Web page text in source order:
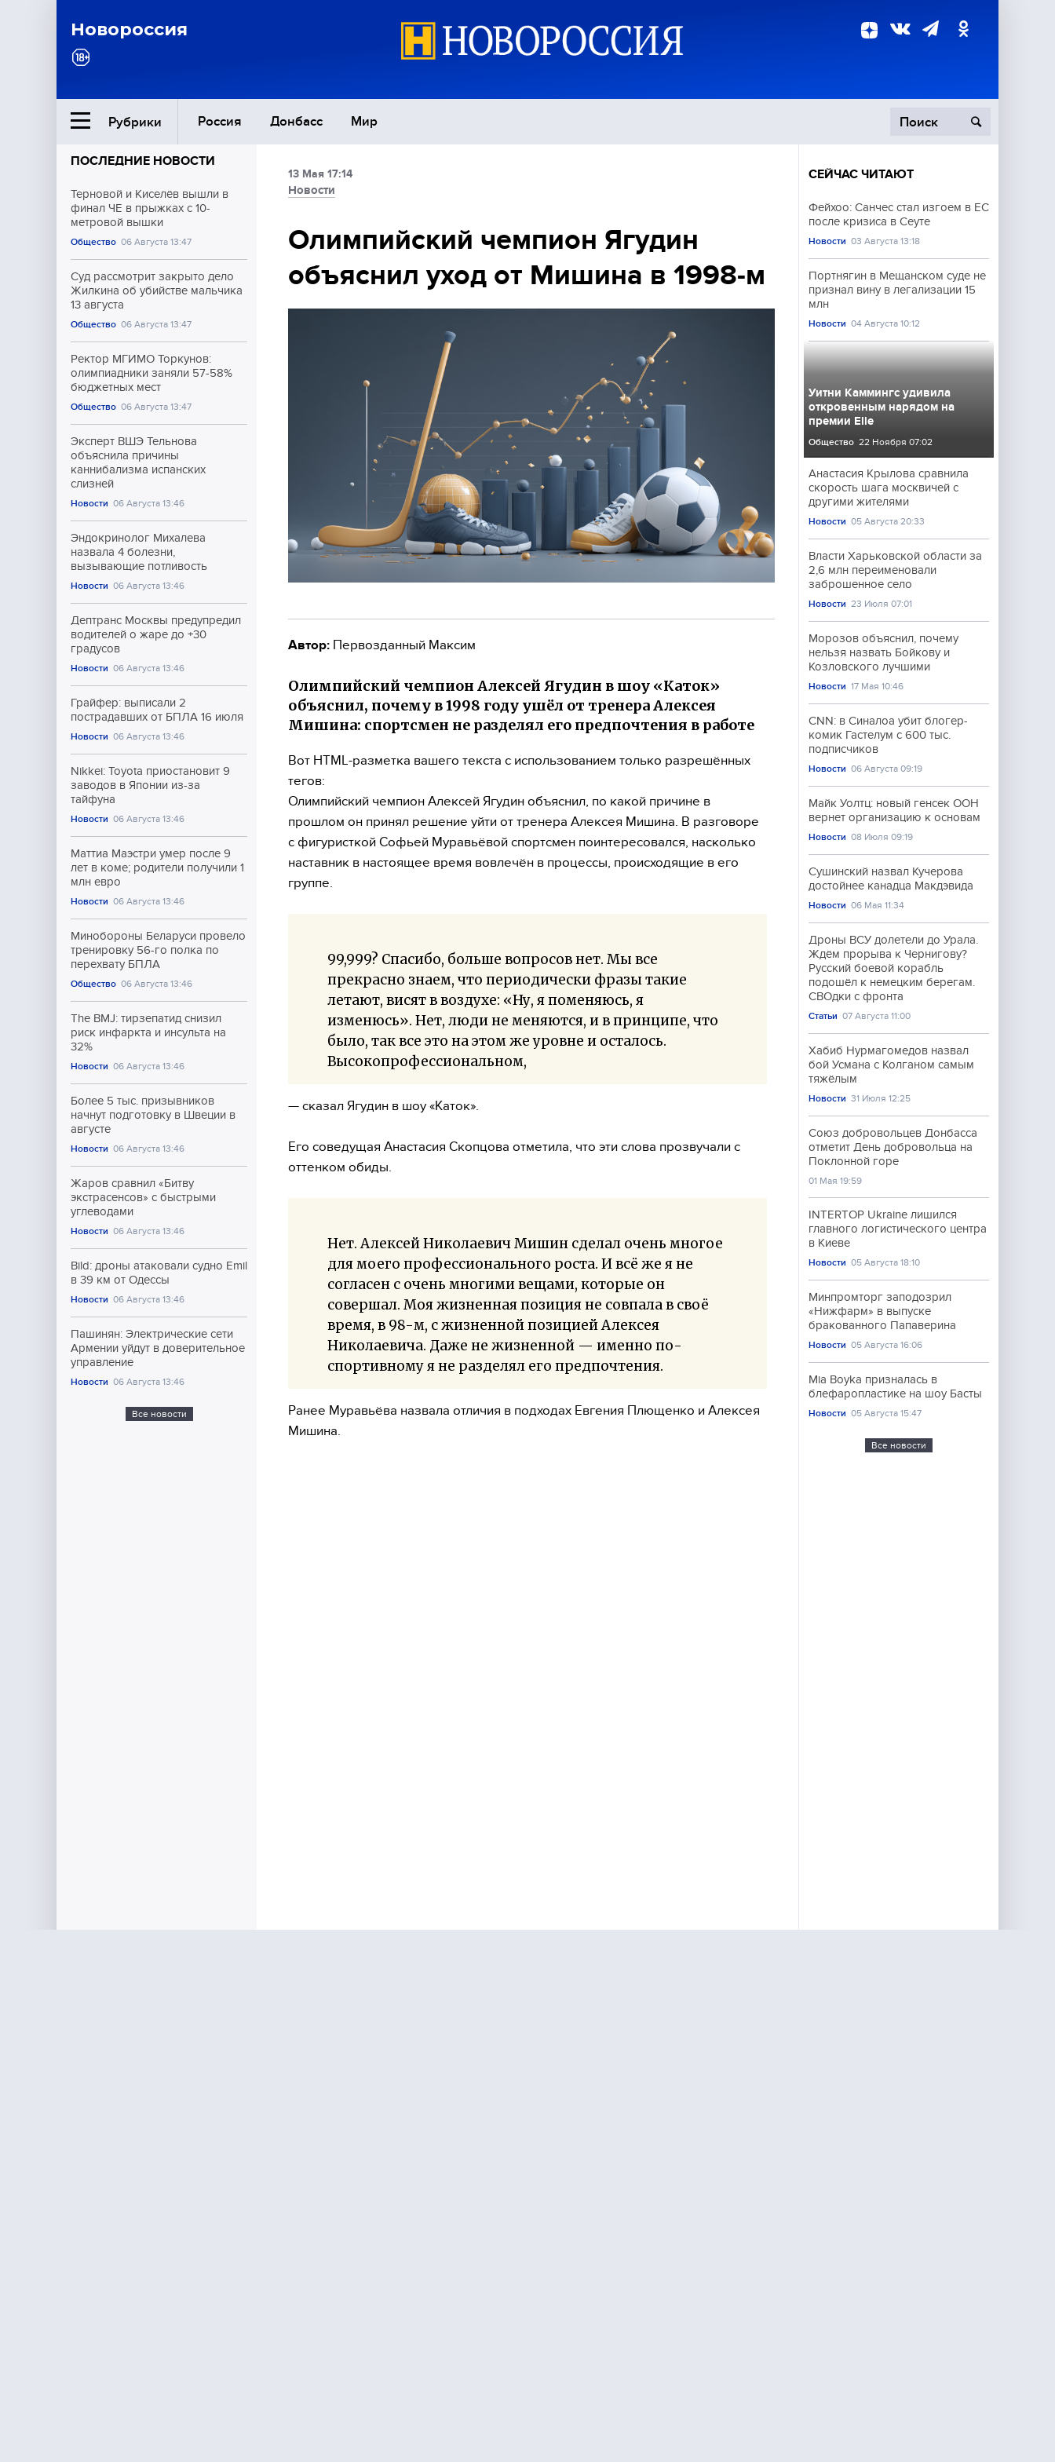
Новороссия
Рубрики Россия Донбасс Мир
Ближний Восток
Общество
Экономика
Происшествия
Культура
Спорт
ПОСЛЕДНИЕ НОВОСТИ
Терновой и Киселёв вышли в
финал ЧЕ в прыжках с 10-
метровой вышки
Общество 06 Августа 13:47
Суд рассмотрит закрыто дело
Жилкина об убийстве мальчика
13 августа
Общество 06 Августа 13:47
Ректор МГИМО Торкунов:
олимпиадники заняли 57-58%
бюджетных мест
Общество 06 Августа 13:47
Эксперт ВШЭ Тельнова
объяснила причины
каннибализма испанских
слизней
Новости 06 Августа 13:46
Эндокринолог Михалева
назвала 4 болезни,
вызывающие потливость
Новости 06 Августа 13:46
Дептранс Москвы предупредил
водителей о жаре до +30
градусов
Новости 06 Августа 13:46
Грайфер: выписали 2
пострадавших от БПЛА 16 июля
Новости 06 Августа 13:46
Nikkei: Toyota приостановит 9
заводов в Японии из-за
тайфуна
Новости 06 Августа 13:46
Маттиа Маэстри умер после 9
лет в коме; родители получили 1
млн евро
Новости 06 Августа 13:46
Минобороны Беларуси провело
тренировку 56-го полка по
перехвату БПЛА
Общество 06 Августа 13:46
The BMJ: тирзепатид снизил
риск инфаркта и инсульта на
32%
Новости 06 Августа 13:46
Более 5 тыс. призывников
начнут подготовку в Швеции в
августе
Новости 06 Августа 13:46
Жаров сравнил «Битву
экстрасенсов» с быстрыми
углеводами
Новости 06 Августа 13:46
Bild: дроны атаковали судно Emil
в 39 км от Одессы
Новости 06 Августа 13:46
Пашинян: Электрические сети
Армении уйдут в доверительное
управление
Новости 06 Августа 13:46
Все новости
13 Мая 17:14
Новости
Олимпийский чемпион Ягудин
объяснил уход от Мишина в 1998-м
Автор: Первозданный Максим
Олимпийский чемпион Алексей Ягудин в шоу «Каток»
объяснил, почему в 1998 году ушёл от тренера Алексея
Мишина: спортсмен не разделял его предпочтения в работе
Вот HTML-разметка вашего текста с использованием только разрешённых
тегов:
Олимпийский чемпион Алексей Ягудин объяснил, по какой причине в
прошлом он принял решение уйти от тренера Алексея Мишина. В разговоре
с фигуристкой Софьей Муравьёвой спортсмен поинтересовался, насколько
наставник в настоящее время вовлечён в процессы, происходящие в его
группе.
99,999? Спасибо, больше вопросов нет. Мы все
прекрасно знаем, что периодически фразы такие
летают, висят в воздухе: «Ну, я поменяюсь, я
изменюсь». Нет, люди не меняются, и в принципе, что
было, так все это на этом же уровне и осталось.
Высокопрофессиональном,
— сказал Ягудин в шоу «Каток».
Его соведущая Анастасия Скопцова отметила, что эти слова прозвучали с
оттенком обиды.
Нет. Алексей Николаевич Мишин сделал очень многое
для моего профессионального роста. И всё же я не
согласен с очень многими вещами, которые он
совершал. Моя жизненная позиция не совпала в своё
время, в 98-м, с жизненной позицией Алексея
Николаевича. Даже не жизненной — именно по-
спортивному я не разделял его предпочтения.
Ранее Муравьёва назвала отличия в подходах Евгения Плющенко и Алексея
Мишина.
СЕЙЧАС ЧИТАЮТ
Фейхоо: Санчес стал изгоем в ЕС
после кризиса в Сеуте
Новости 03 Августа 13:18
Портнягин в Мещанском суде не
признал вину в легализации 15
млн
Новости 04 Августа 10:12
Уитни Каммингс удивила
откровенным нарядом на
премии Elle
Общество 22 Ноября 07:02
Анастасия Крылова сравнила
скорость шага москвичей с
другими жителями
Новости 05 Августа 20:33
Власти Харьковской области за
2,6 млн переименовали
заброшенное село
Новости 23 Июля 07:01
Морозов объяснил, почему
нельзя назвать Бойкову и
Козловского лучшими
Новости 17 Мая 10:46
CNN: в Синалоа убит блогер-
комик Гастелум с 600 тыс.
подписчиков
Новости 06 Августа 09:19
Майк Уолтц: новый генсек ООН
вернет организацию к основам
Новости 08 Июля 09:19
Сушинский назвал Кучерова
достойнее канадца Макдэвида
Новости 06 Мая 11:34
Дроны ВСУ долетели до Урала.
Ждём прорыва к Чернигову?
Русский боевой корабль
подошёл к немецким берегам.
СВОдки с фронта
Статьи 07 Августа 11:00
Хабиб Нурмагомедов назвал
бой Усмана с Колганом самым
тяжёлым
Новости 31 Июля 12:25
Союз добровольцев Донбасса
отметит День добровольца на
Поклонной горе
01 Мая 19:59
INTERTOP Ukraine лишился
главного логистического центра
в Киеве
Новости 05 Августа 18:10
Минпромторг заподозрил
«Нижфарм» в выпуске
бракованного Папаверина
Новости 05 Августа 16:06
Mia Boyka призналась в
блефаропластике на шоу Басты
Новости 05 Августа 15:47
Все новости